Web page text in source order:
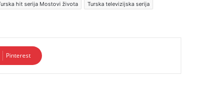
hit serija Mostovi života
Turska televizijska serija
Pinterest